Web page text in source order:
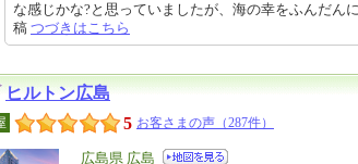
な感じかな?と思っていましたが、海の幸をふんだ
稿 つづきはこちら
ヒルトン広島
5 お客さまの声（287件）
エ
広島県 広島